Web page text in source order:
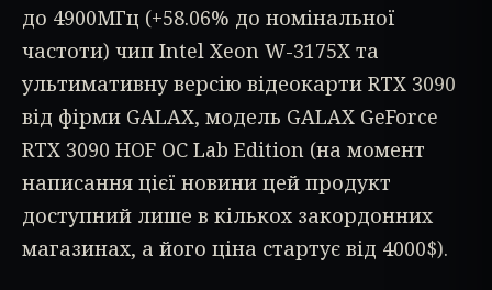
до 4900МГц (+58.06% до номінальної
частоти) чип Intel Xeon W-3175X та
ультимативну версію відеокарти RTX 3090
від фірми GALAX, модель GALAX GeForce
RTX 3090 HOF OC Lab Edition (на момент
написання цієї новини цей продукт
доступний лише в кількох закордонних
магазинах, а його ціна стартує від 4000$).